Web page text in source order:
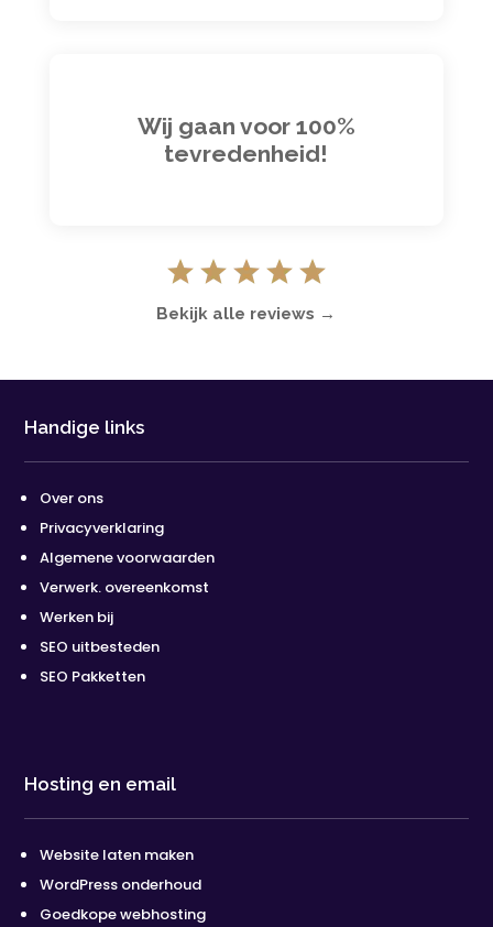
Wij gaan voor 100%
tevredenheid!
Bekijk alle reviews →
Handige links
Over ons
Privacyverklaring
Algemene voorwaarden
Verwerk. overeenkomst
Werken bij
SEO uitbesteden
SEO Pakketten
Hosting en email
Website laten maken
WordPress onderhoud
Goedkope webhosting